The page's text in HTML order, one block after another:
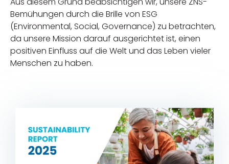
Bemühungen durch die Brille von ESG
(Environmental, Social, Governance) zu betrachten,
da unsere Mission darauf ausgerichtet ist, einen
positiven Einfluss auf die Welt und das Leben vieler
Menschen zu haben.